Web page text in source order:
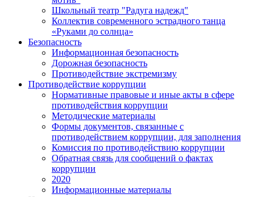
Школьный театр "Радуга надежд"
Коллектив современного эстрадного танца
«Руками до солнца»
Безопасность
Информационная безопасность
Дорожная безопасность
Противодействие экстремизму
Противодействие коррупции
Нормативные правовые и иные акты в сфере
противодействия коррупции
Методические материалы
Формы документов, связанные с
противодействием коррупции, для заполнения
Комиссия по противодействию коррупции
Обратная связь для сообщений о фактах
коррупции
2020
Информационные материалы